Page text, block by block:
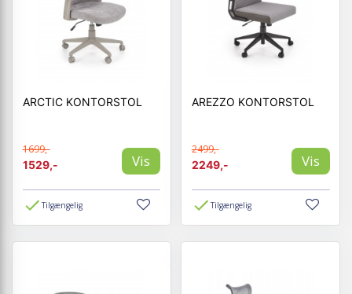
ARCTIC KONTORSTOL
1699,-
1529,-
Vis
Tilgængelig
AREZZO KONTORSTOL
2499,-
2249,-
Vis
Tilgængelig